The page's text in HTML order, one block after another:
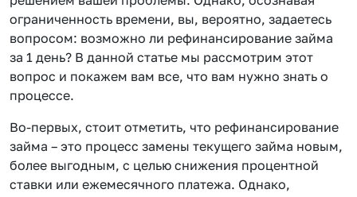
ограниченность времени, вы, вероятно, задаетесь
вопросом: возможно ли рефинансирование займа
за 1 день? В данной статье мы рассмотрим этот
вопрос и покажем вам все, что вам нужно знать о
процессе.
Во-первых, стоит отметить, что рефинансирование
займа – это процесс замены текущего займа новым,
более выгодным, с целью снижения процентной
ставки или ежемесячного платежа. Однако,